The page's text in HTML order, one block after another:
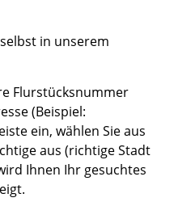
in unserem
Flurstücksnummer
(Beispiel:
ein, wählen Sie aus
aus (richtige Stadt
Ihnen Ihr gesuchtes